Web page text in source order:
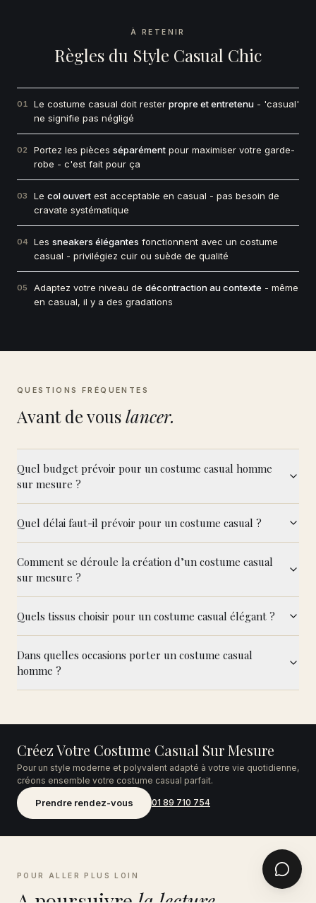
À RETENIR
Règles du Style Casual Chic
01 Le costume casual doit rester propre et entretenu - 'casual'
ne signifie pas négligé
02 Portez les pièces séparément pour maximiser votre garde-
robe - c'est fait pour ça
03 Le col ouvert est acceptable en casual - pas besoin de
cravate systématique
04 Les sneakers élégantes fonctionnent avec un costume
casual - privilégiez cuir ou suède de qualité
05 Adaptez votre niveau de décontraction au contexte - même
en casual, il y a des gradations
QUESTIONS FRÉQUENTES
Avant de vouslancer.
Quel budget prévoir pour un costume casual homme
sur mesure ?
Quel délai faut-il prévoir pour un costume casual ?
Comment se déroule la création d’un costume casual
sur mesure ?
Quels tissus choisir pour un costume casual élégant ?
Dans quelles occasions porter un costume casual
homme ?
Créez Votre Costume Casual Sur Mesure
Pour un style moderne et polyvalent adapté à votre vie quotidienne,
créons ensemble votre costume casual parfait.
Prendre rendez-vous 01 89 710 754
POUR ALLER PLUS LOIN